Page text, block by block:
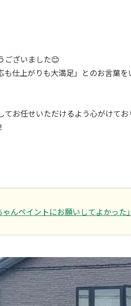
ございました😊
仕上がりも大満足」とのお言葉
お任せいただけるよう心がけて
んペイントにお願いしてよかっ